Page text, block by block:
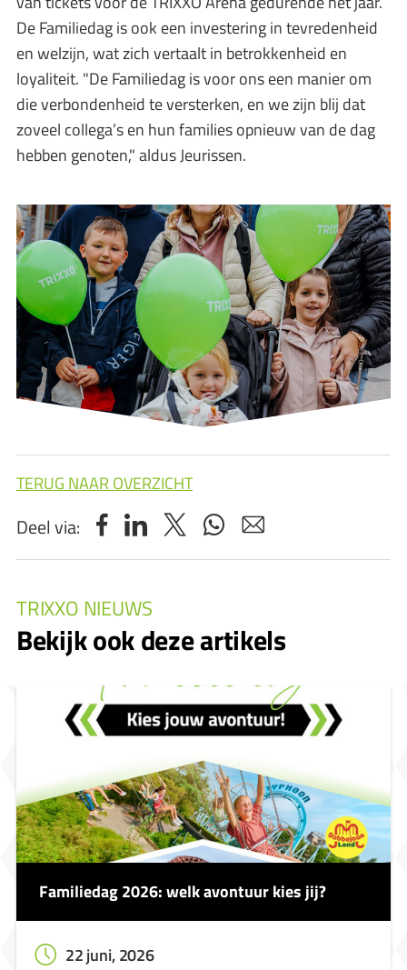
De Familiedag is ook een investering in tevredenheid
en welzijn, wat zich vertaalt in betrokkenheid en
loyaliteit. "De Familiedag is voor ons een manier om
die verbondenheid te versterken, en we zijn blij dat
zoveel collega’s en hun families opnieuw van de dag
hebben genoten," aldus Jeurissen.
TERUG NAAR OVERZICHT
Deel via:
TRIXXO NIEUWS
Bekijk ook deze artikels
Familiedag 2026: welk avontuur kies jij?
22 juni, 2026